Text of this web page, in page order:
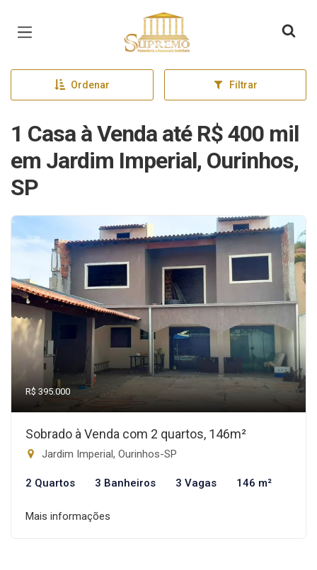
Página inicial
Ordenar Filtrar
1 Casa à Venda até R$ 400 mil
em Jardim Imperial, Ourinhos,
SP
R$ 395.000
Sobrado à Venda com 2 quartos, 146m²
Jardim Imperial, Ourinhos-SP
2 Quartos 3 Banheiros 3 Vagas 146 m²
Mais informações